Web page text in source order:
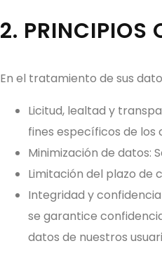
2. PRINCIPIOS
En el tratamiento de sus
Licitud, lealtad y
fines específicos de
Minimización de datos:
Limitación del plazo de
Integridad y
se garantice
datos de nuestros